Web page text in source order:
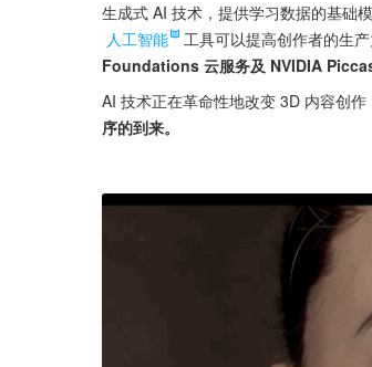
生成式 AI 技术，提供学习数据的基础
人工智能
工具可以提高创作者的生
Foundations 云服务及 NVIDIA
AI 技术正在革命性地改变 3D 内容创作
序的到来。